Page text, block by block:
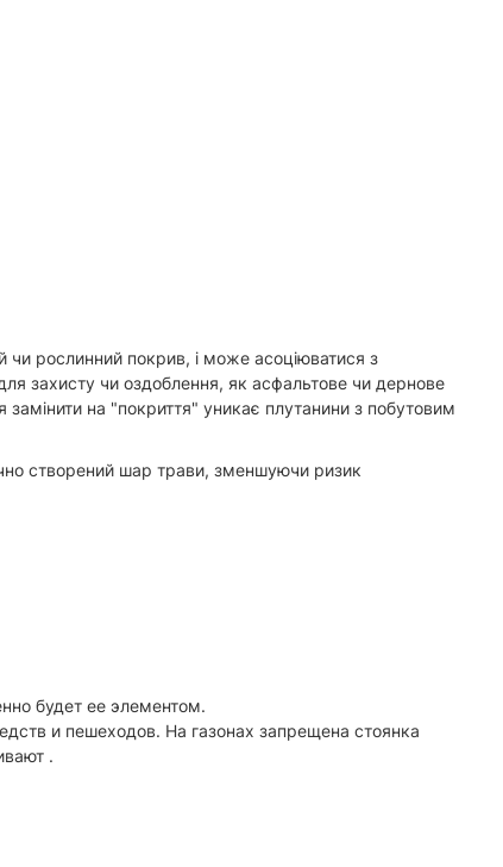
рослинний покрив, і може асоціюватися з
захисту чи оздоблення, як асфальтове чи дернове
на "покриття" уникає плутанини з побутовим
створений шар трави, зменшуючи ризик
будет ее элементом.
и пешеходов. На газонах запрещена стоянка
.